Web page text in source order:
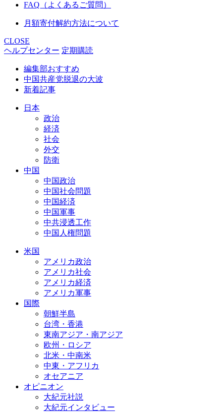
FAQ（よくあるご質問）
月額寄付解約方法について
CLOSE
ヘルプセンター 定期購読
編集部おすすめ
中国共産党脱退の大波
新着記事
日本
政治
経済
社会
外交
防衛
中国
中国政治
中国社会問題
中国経済
中国軍事
中共浸透工作
中国人権問題
米国
アメリカ政治
アメリカ社会
アメリカ経済
アメリカ軍事
国際
朝鮮半島
台湾・香港
東南アジア・南アジア
欧州・ロシア
北米・中南米
中東・アフリカ
オセアニア
オピニオン
大紀元社説
大紀元インタビュー